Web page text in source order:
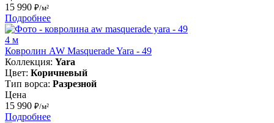
15 990 ₽/м²
Подробнее
4 м
Ковролин AW Masquerade Yara - 49
Коллекция: Yara
Цвет: Коричневый
Тип ворса: Разрезной
Цена
15 990 ₽/м²
Подробнее